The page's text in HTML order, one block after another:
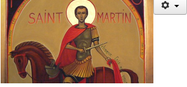
Actualités
Notre mission
Où nous trouver ?